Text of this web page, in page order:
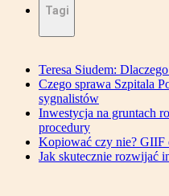
Tagi
Teresa Siudem:
Czego sprawa Szpitala
sygnalistów
Inwestycja na gruntach
procedury
Kopiować czy nie? GIIF
Jak skutecznie rozwijać